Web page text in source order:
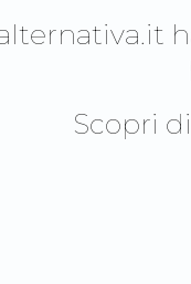
Scopri